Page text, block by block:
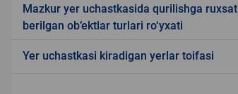
Mazkur yer uchastkasida qurilishga ruxsat
berilgan ob’ektlar turlari ro‘yxati
Yer uchastkasi kiradigan yerlar toifasi